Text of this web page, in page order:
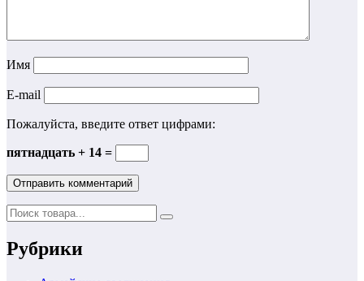
Имя
E-mail
Пожалуйста, введите ответ цифрами:
пятнадцать + 14 =
Рубрики